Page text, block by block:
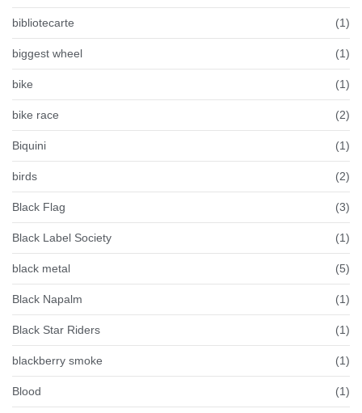
bibliotecarte (1)
biggest wheel (1)
bike (1)
bike race (2)
Biquini (1)
birds (2)
Black Flag (3)
Black Label Society (1)
black metal (5)
Black Napalm (1)
Black Star Riders (1)
blackberry smoke (1)
Blood (1)